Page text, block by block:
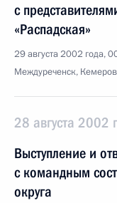
с
«Распадская»
29 августа 2002 года,
Междуреченск,
28 августа 2002
Выступление и
с командным
округа